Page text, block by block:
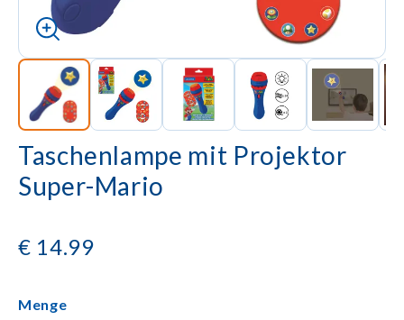
Taschenlampe mit Projektor
Super-Mario
€ 14.99
Menge